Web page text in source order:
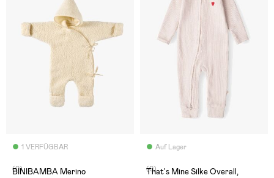
1 VERFÜGBAR
(0)
BINIBAMBA Merino
Auf Lager
(0)
That's Mine Silke Overall,